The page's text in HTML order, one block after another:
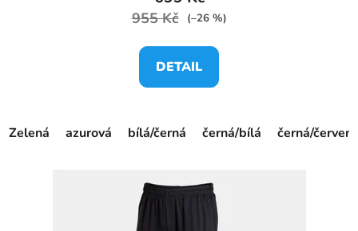
955 Kč (–26 %)
DETAIL
Zelená azurová bílá/černá černá/bílá černá/